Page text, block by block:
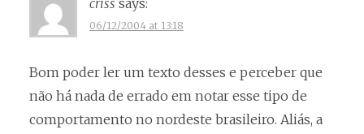
criss says:
06/12/2004 at 13:18
Bom poder ler um texto desses e perceber que
não há nada de errado em notar esse tipo de
comportamento no nordeste brasileiro. Aliás, a